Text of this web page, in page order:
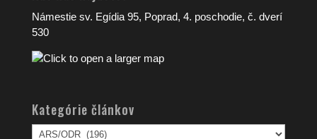
Námestie sv. Egídia 95, Poprad, 4. poschodie, č. dverí
530
Kategórie článkov
Kategórie